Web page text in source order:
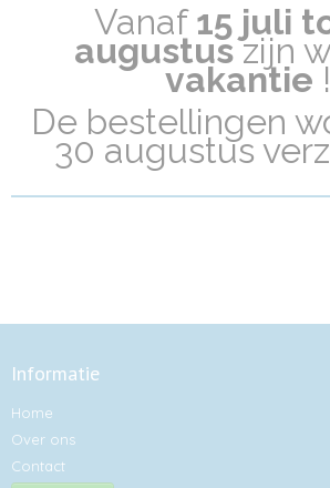
Vanaf15 juli
augustuszijn
vakantie !
De bestellingen
30 augustus
Informatie
Home
Over ons
Contact